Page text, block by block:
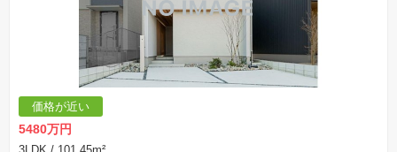
価格が近い
5480万円
3LDK / 101.45m²